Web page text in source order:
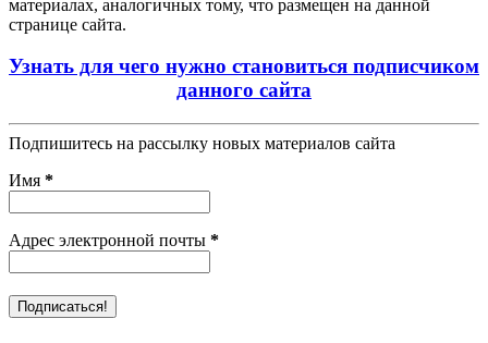
материалах, аналогичных тому, что размещен на данной
странице сайта.
Узнать для чего нужно становиться подписчиком
данного сайта
Подпишитесь на рассылку новых материалов сайта
Имя *
Адрес электронной почты *